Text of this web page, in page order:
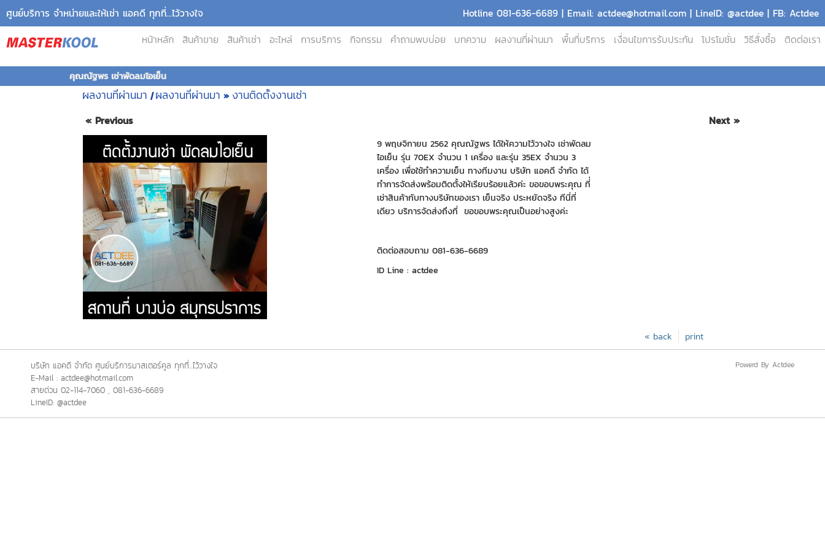
ศูนย์บริการ จำหน่ายและให้เช่า แอคดี ทุกที่...ไว้วางใจ
Hotline 081-636-6689 | Email: actdee@hotmail.com | LineID: @actdee | FB: Actdee
หน้าหลัก
สินค้าขาย สินค้าเช่า อะไหล่ การบริการ กิจกรรม คำถามพบบ่อย บทความ ผลงานที่ผ่านมา พื้นที่บริการ เงื่อนไขการรับประกัน โปรโมชั่น วิธีสั่งซื้อ ติดต่อเรา
คุณณัฐพร เช่าพัดลมไอเย็น
ผลงานที่ผ่านมา | ผลงานที่ผ่านมา » งานติดตั้งงานเช่า
« Previous Next »
9 พฤษจิกายน 2562 คุณณัฐพร ได้ให้ความไว้วางใจ เช่าพัดลม
ไอเย็น รุ่น 70EX จำนวน 1 เครื่อง และรุ่น 35EX จำนวน 3
เครื่อง เพื่อใช้ทำความเย็น ทางทีมงาน บริษัท แอคดี จำกัด ได้
ทำการจัดส่งพร้อมติดตั้งให้เรียบร้อยแล้วค่ะ ขอขอบพระคุณ ที่่
เช่าสินค้ากับทางบริษัทของเรา เย็นจริง ประหยัดจริง ทีนี่ที่
เดียว บริการจัดส่งถึงที่ ขอขอบพระคุณเป็นอย่างสูงค่ะ
ติดต่อสอบถาม 081-636-6689
ID Line : actdee
print
« back
บริษัท แอคดี จำกัด ศูนย์บริการมาสเตอร์คูล ทุกที่...ไว้วางใจ
E-Mail : actdee@hotmail.com
สายด่วน 02-114-7060 , 081-636-6689
LineID: @actdee
Powerd By Actdee